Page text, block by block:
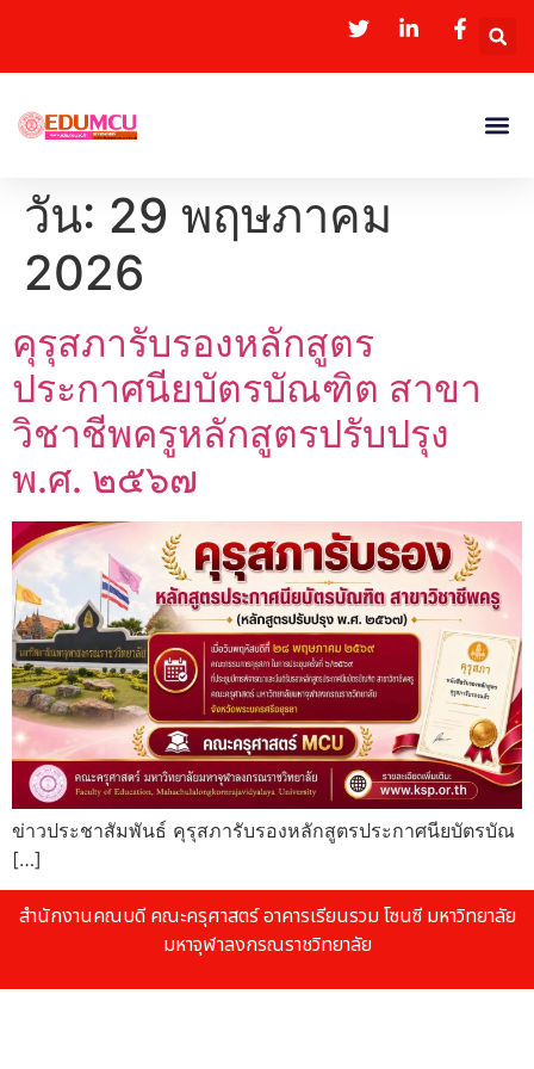
วัน: 29 พฤษภาคม
2026
คุรุสภารับรองหลักสูตร
ประกาศนียบัตรบัณฑิต สาขา
วิชาชีพครูหลักสูตรปรับปรุง
พ.ศ. ๒๕๖๗
ข่าวประชาสัมพันธ์ คุรุสภารับรองหลักสูตรประกาศนียบัตรบัณ
[…]
สำนักงานคณบดี คณะครุศาสตร์ อาคารเรียนรวม โซนซี มหาวิทยาลัย
มหาจุฬาลงกรณราชวิทยาลัย